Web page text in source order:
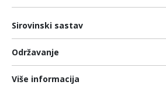
Sirovinski sastav
Održavanje
Više informacija